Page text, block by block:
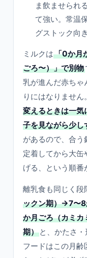
ま飲ませられ
て強い。常温
グストック向き
ミルクは「0か月
ごろ〜）」で別物
乳が進んだ赤ちゃ
りにはなりません
変えるときは一気
子を見ながら少し
があるので、合う
定着してから大
げる、という順番
離乳食も同じく段
ックン期）→7〜
か月ごろ（カミ
期） と、かたさ
フードはこの月